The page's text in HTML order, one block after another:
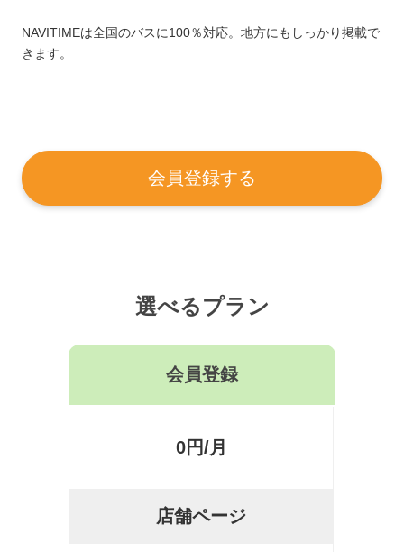
NAVITIMEは全国のバスに100％対応。地方にもしっかり掲載で
きます。
会員登録する
選べるプラン
会員登録
0円/月
店舗ページ